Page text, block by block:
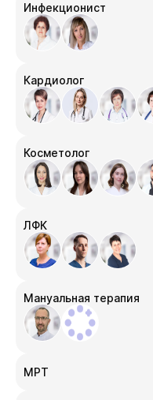
Инфекционист
Кардиолог
Косметолог
ЛФК
Мануальная терапия
МРТ